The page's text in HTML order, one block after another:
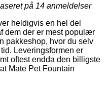
på 14 anmeldelser
heldigvis en hel del
dem der er mest populær
pakkeshop, hvor du selv
Leveringsformen er
oftest endda den billigste
Mate Pet Fountain